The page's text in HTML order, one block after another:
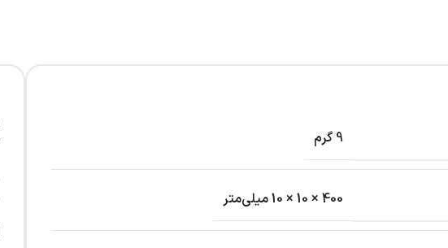
9 گرم
400 × 10 × 10 میلی‌متر